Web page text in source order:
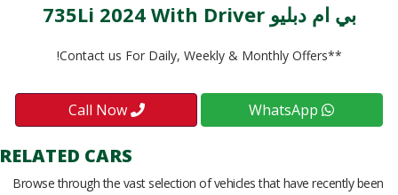
بي ام دبليو 735Li 2024 With Driver
**Contact us For Daily, Weekly & Monthly Offers!
WhatsApp
Call Now
RELATED CARS
Browse through the vast selection of vehicles that have recently been